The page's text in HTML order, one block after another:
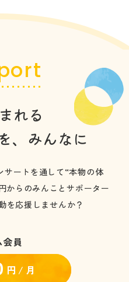
れる
、みんなに
サートを通して“本物の体
からのみんことサポーター
を応援しませんか？
会員
円 / 月